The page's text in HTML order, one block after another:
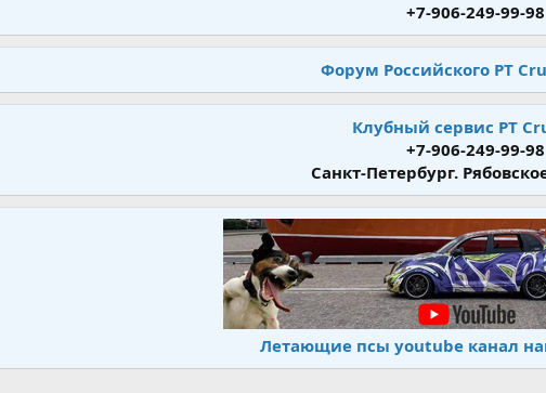
+7-906-249-99-98
Форум Российского PT
Клубный сервис PT
+7-906-249-99-98
Санкт-Петербург.
Летающие псы youtube канал